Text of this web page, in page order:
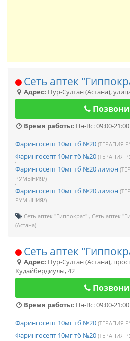
Сеть аптек
Адрес: Нур-Султан (Астана),
Время работы: Пн-Вс: 09:00-21:00
Фарингосепт 10мг тб №20 (ТЕРАПИЯ
Фарингосепт 10мг тб №20 (ТЕРАПИЯ
Фарингосепт 10мг тб №20 лимон
РУМЫНИЯ/)
Фарингосепт 10мг тб №20 лимон
РУМЫНИЯ/)
Сеть аптек "Гиппократ" Сеть аптек
(Астана)
Сеть аптек
Адрес: Нур-Султан (Астана),
Кудайбердиулы, 42
Время работы: Пн-Вс: 09:00-21:00
Фарингосепт 10мг тб №20 (ТЕРАПИЯ
Фарингосепт 10мг тб №20 (ТЕРАПИЯ